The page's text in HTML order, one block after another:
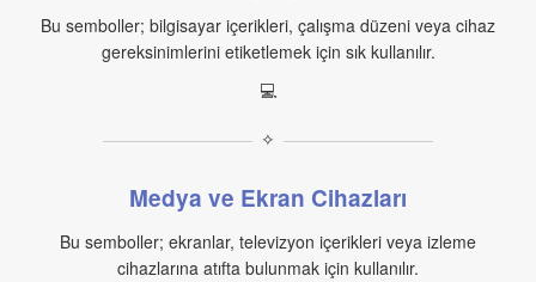
Bu semboller; bilgisayar içerikleri, çalışma düzeni veya cihaz
gereksinimlerini etiketlemek için sık kullanılır.
💻
✧
Medya ve Ekran Cihazları
Bu semboller; ekranlar, televizyon içerikleri veya izleme
cihazlarına atıfta bulunmak için kullanılır.